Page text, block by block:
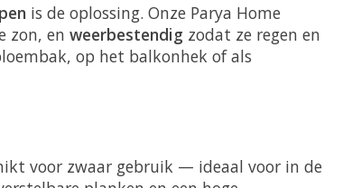
is de oplossing. Onze Parya Home
zon, en weerbestendig zodat ze regen en
op het balkonhek of als
voor zwaar gebruik — ideaal voor in de